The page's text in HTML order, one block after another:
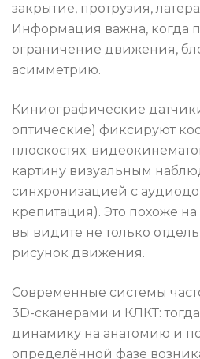
закрытие, протрузия,
Информация важна, когда
ограничение движения,
асимметрию.
Киниографические
оптические) фиксируют
плоскостях;
картину визуальным
синхронизацией с
крепитация). Это похоже
вы видите не только
рисунок движения.
Современные системы
3D-сканерами и КЛКТ:
динамику на анатомию и
определённой фазе